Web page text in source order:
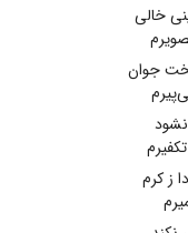
خالی
جوان
ز کرم